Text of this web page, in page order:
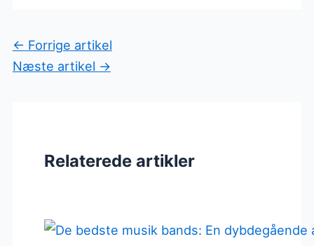
← Forrige artikel
Næste artikel →
Relaterede artikler